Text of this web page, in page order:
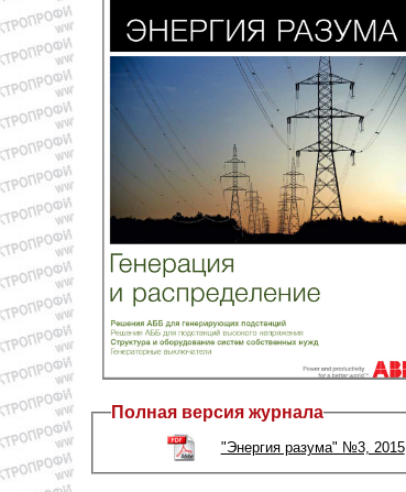
Полная версия журнала
"Энергия разума" №3, 2015